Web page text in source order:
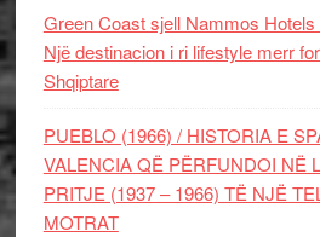
Green Coast sjell Nammos
Një destinacion i ri lifestyle merr
Shqiptare
PUEBLO (1966) / HISTORIA E
VALENCIA QË PËRFUNDOI NË
PRITJE (1937 – 1966) TË NJË
MOTRAT